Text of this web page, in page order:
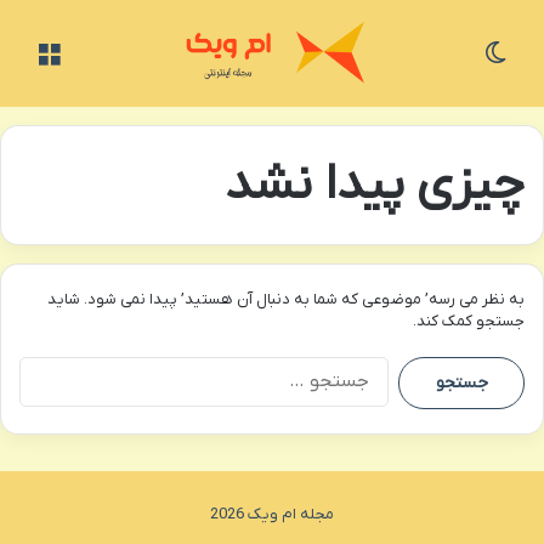
چیزی پیدا نشد
به نظر می رسه’ موضوعی که شما به دنبال آن هستید’ پیدا نمی شود. شاید
جستجو کمک کند.
برای:
مجله ام ویک 2026